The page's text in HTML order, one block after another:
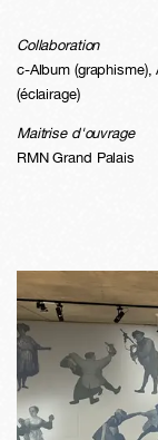
Collaboration
c-Album (graphisme),
(éclairage)
Maitrise d'ouvrage
RMN Grand Palais